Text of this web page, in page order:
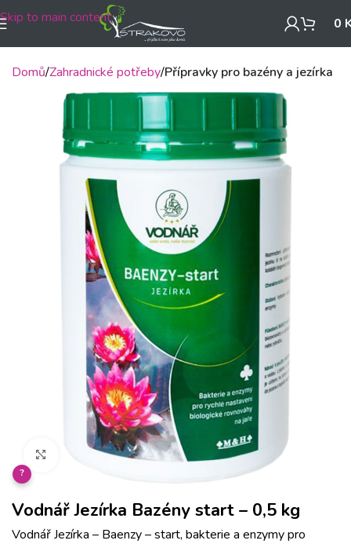
Skip to main content 0
Domů Zahradnické potřeby Přípravky pro bazény a jezírka
Klikněte pro zvětšení
?
Vodnář Jezírka Bazény start – 0,5 kg
Vodnář Jezírka – Baenzy – start, bakterie a enzymy pro